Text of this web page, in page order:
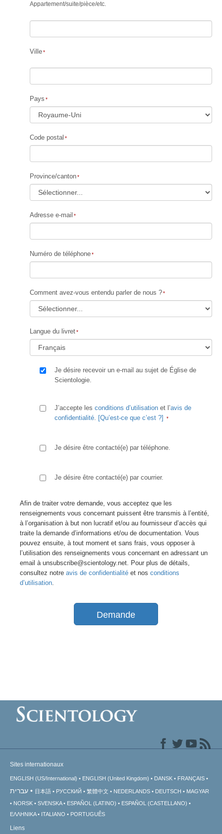
Appartement/suite/pièce/etc.
Ville
Pays
Code postal
Province/canton
Adresse e-mail
Numéro de téléphone
Comment avez-vous entendu parler de nous ?
Langue du livret
Je désire recevoir un e-mail au sujet de Église de
Scientologie.
J’accepte les conditions d’utilisation et l’avis de
confidentialité. [Qu’est-ce que c’est ?]
Je désire être contacté(e) par téléphone.
Je désire être contacté(e) par courrier.
Afin de traiter votre demande, vous acceptez que les
renseignements vous concernant puissent être transmis à l’entité,
à l’organisation à but non lucratif et/ou au fournisseur d’accès qui
traite la demande d’informations et/ou de documentation. Vous
pouvez ensuite, à tout moment et sans frais, vous opposer à
l’utilisation des renseignements vous concernant en adressant un
email à unsubscribe@scientology.net. Pour plus de détails,
consultez notre avis de confidentialité et nos conditions
d’utilisation.
Demande
Sites internationaux
ENGLISH (US/International) ENGLISH (United Kingdom) DANSK FRANÇAIS
עברית 日本語 РУССКИЙ 繁體中文 NEDERLANDS DEUTSCH
MAGYAR
NORSK
SVENSKA ESPAÑOL (LATINO)
ESPAÑOL (CASTELLANO)
ΕΛΛΗΝΙΚA
ITALIANO PORTUGUÊS
Liens